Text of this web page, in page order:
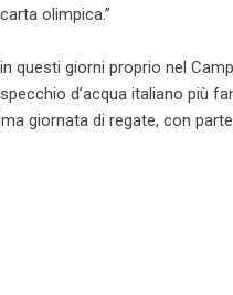
olimpica.”
questi giorni proprio nel
d’acqua italiano più
giornata di regate, con